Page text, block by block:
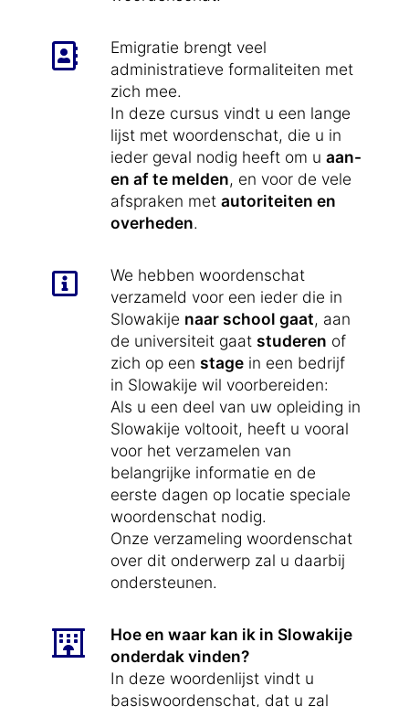
Emigratie brengt veel
administratieve formaliteiten met
zich mee.
In deze cursus vindt u een lange
lijst met woordenschat, die u in
ieder geval nodig heeft om u aan-
en af te melden, en voor de vele
afspraken met autoriteiten en
overheden.
We hebben woordenschat
verzameld voor een ieder die in
Slowakije naar school gaat, aan
de universiteit gaat studeren of
zich op een stage in een bedrijf
in Slowakije wil voorbereiden:
Als u een deel van uw opleiding in
Slowakije voltooit, heeft u vooral
voor het verzamelen van
belangrijke informatie en de
eerste dagen op locatie speciale
woordenschat nodig.
Onze verzameling woordenschat
over dit onderwerp zal u daarbij
ondersteunen.
Hoe en waar kan ik in Slowakije
onderdak vinden?
In deze woordenlijst vindt u
basiswoordenschat, dat u zal